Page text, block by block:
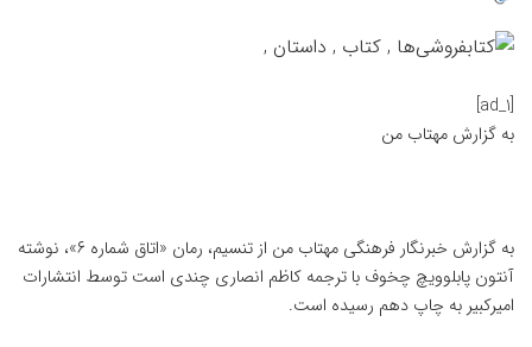
[ad_1]
به گزارش مهتاب من
به گزارش خبرنگار فرهنگی مهتاب من
از تنسیم، رمان «اتاق شماره ۶»، نوشته
آنتون پابلوویچ چخوف با ترجمه کاظم انصاری چندی است توسط انتشارات
امیرکبیر به چاپ دهم رسیده است.